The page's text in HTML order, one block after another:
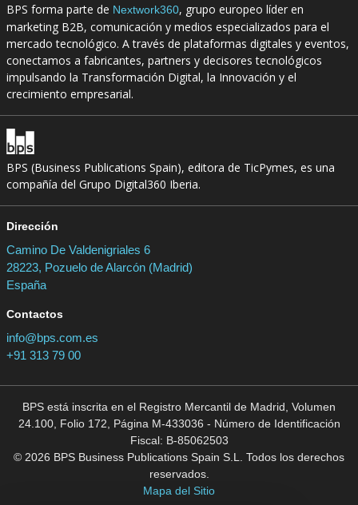
BPS forma parte de Nextwork360, grupo europeo líder en
marketing B2B, comunicación y medios especializados para el
mercado tecnológico. A través de plataformas digitales y eventos,
conectamos a fabricantes, partners y decisores tecnológicos
impulsando la Transformación Digital, la Innovación y el
crecimiento empresarial.
BPS (Business Publications Spain), editora de TicPymes, es una
compañía del Grupo Digital360 Iberia.
Dirección
Camino De Valdenigriales 6
28223, Pozuelo de Alarcón (Madrid)
España
Contactos
info@bps.com.es
+91 313 79 00
BPS está inscrita en el Registro Mercantil de Madrid, Volumen
24.100, Folio 172, Página M-433036 - Número de Identificación
Fiscal: B-85062503
© 2026 BPS Business Publications Spain S.L. Todos los derechos
reservados.
Mapa del Sitio